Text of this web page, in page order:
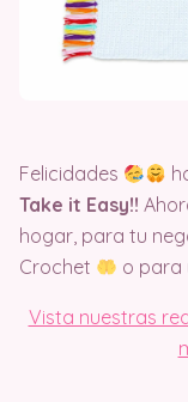
Felicidades
Take it Easy!!
hogar, para tu
Crochet
o para
Vista nuestras